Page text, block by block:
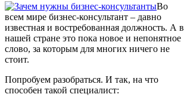
Во
всем мире бизнес-консультант – давно
известная и востребованная должность. А в
нашей стране это пока новое и непонятное
слово, за которым для многих ничего не
стоит.
Попробуем разобраться. И так, на что
способен такой специалист: